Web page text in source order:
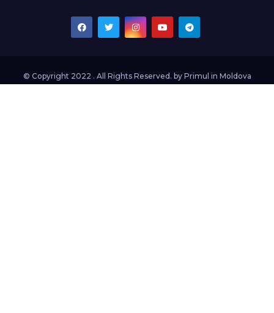
© Copyright 2022 . All Rights Reserved. by Primul in Moldova